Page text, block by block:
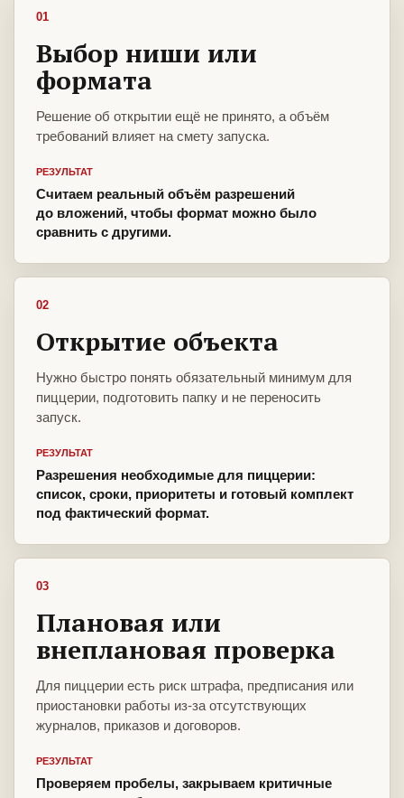
01
Выбор ниши или
формата
Решение об открытии ещё не принято, а объём
требований влияет на смету запуска.
РЕЗУЛЬТАТ
Считаем реальный объём разрешений
до вложений, чтобы формат можно было
сравнить с другими.
02
Открытие объекта
Нужно быстро понять обязательный минимум для
пиццерии, подготовить папку и не переносить
запуск.
РЕЗУЛЬТАТ
Разрешения необходимые для пиццерии:
список, сроки, приоритеты и готовый комплект
под фактический формат.
03
Плановая или
внеплановая проверка
Для пиццерии есть риск штрафа, предписания или
приостановки работы из-за отсутствующих
журналов, приказов и договоров.
РЕЗУЛЬТАТ
Проверяем пробелы, закрываем критичные